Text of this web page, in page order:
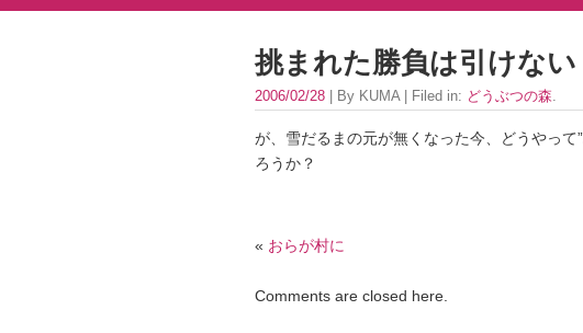
挑まれた勝負は引けない
2006/02/28 | By KUMA | Filed in: どうぶつの森.
が、雪だるまの元が無くなった今、どうやっ
ろうか？
« おらが村に
Comments are closed here.